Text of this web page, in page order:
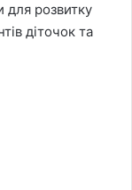
для розвитку
діточок та